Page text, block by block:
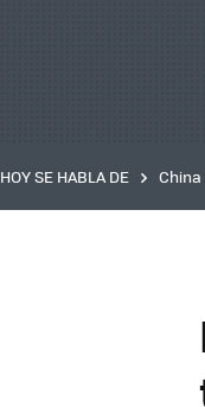
HOY SE HABLA DE China